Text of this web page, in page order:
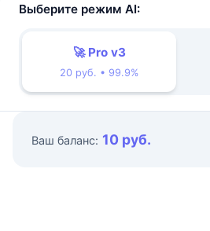
Выберите режим AI:
🚀 Pro v3
20 руб. • 99.9%
Ваш баланс: 10 руб.